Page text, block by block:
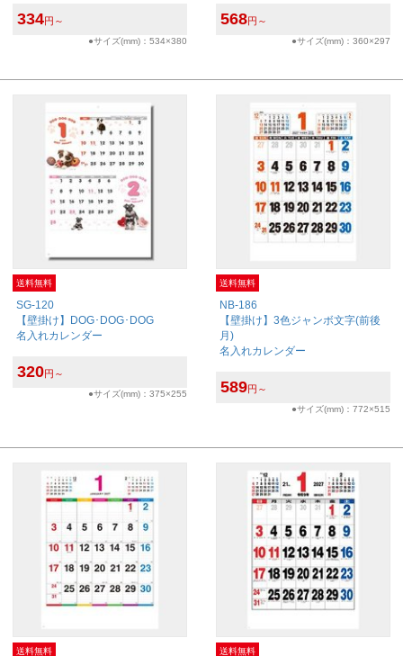
334円～
●サイズ(mm)：534×380
568円～
●サイズ(mm)：360×297
送料無料
SG-120
【壁掛け】DOG･DOG･DOG
名入れカレンダー
320円～
●サイズ(mm)：375×255
送料無料
NB-186
【壁掛け】3色ジャンボ文字(前後
月)
名入れカレンダー
589円～
●サイズ(mm)：772×515
送料無料 送料無料